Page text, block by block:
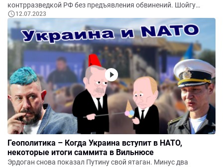
контрразведкой РФ без предъявления обвинений. Шойгу
подставил Путина.
12.07.2023
Геополитика – Когда Украина вступит в НАТО,
некоторые итоги саммита в Вильнюсе
Эрдоган снова показал Путину свой ятаган. Минус два